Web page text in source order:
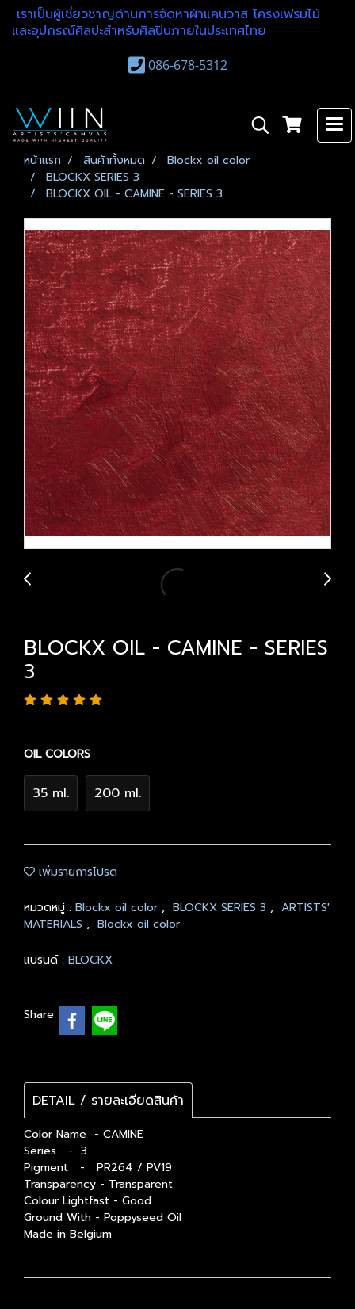
เราเป็นผู้เชี่ยวชาญด้านการจัดหาผ้าแคนวาส โครงเฟรมไม้
และอุปกรณ์ศิลปะสำหรับศิลปินภายในประเทศไทย
086-678-5312
หน้าแรก สินค้าทั้งหมด
Blockx oil color
BLOCKX SERIES 3
BLOCKX OIL - CAMINE - SERIES 3
BLOCKX OIL - CAMINE - SERIES
3
OIL COLORS
35 ml. 200 ml.
เพิ่มรายการโปรด
หมวดหมู่ : Blockx oil color , BLOCKX SERIES 3 , ARTISTS'
MATERIALS , Blockx oil color
แบรนด์ : BLOCKX
Share
DETAIL / รายละเอียดสินค้า
Color Name - CAMINE
Series - 3
Pigment - PR264 / PV19
Transparency - Transparent
Colour Lightfast - Good
Ground With - Poppyseed Oil
Made in Belgium